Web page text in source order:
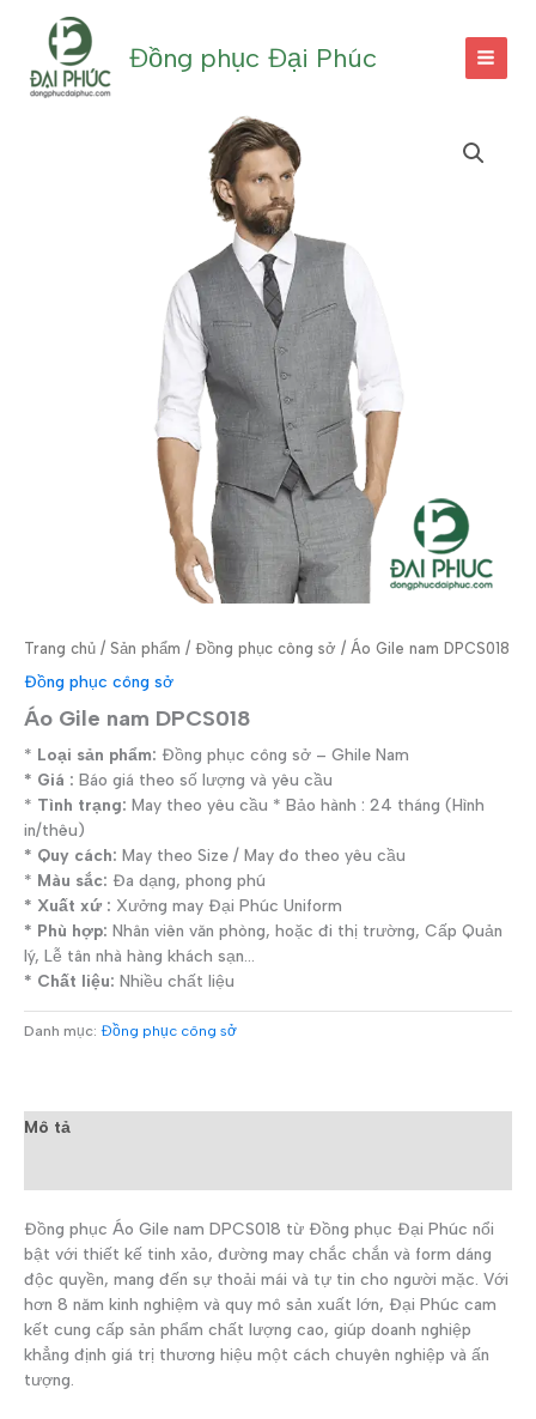
dung
Đồng phục Đại Phúc
Trang chủ / Sản phẩm / Đồng phục công sở / Áo Gile nam DPCS018
Đồng phục công sở
Áo Gile nam DPCS018
* Loại sản phẩm: Đồng phục công sở – Ghile Nam
* Giá : Báo giá theo số lượng và yêu cầu
* Tình trạng: May theo yêu cầu * Bảo hành : 24 tháng (Hình
in/thêu)
* Quy cách: May theo Size / May đo theo yêu cầu
* Màu sắc: Đa dạng, phong phú
* Xuất xứ : Xưởng may Đại Phúc Uniform
* Phù hợp: Nhân viên văn phòng, hoặc đi thị trường, Cấp Quản
lý, Lễ tân nhà hàng khách sạn…
* Chất liệu: Nhiều chất liệu
Danh mục: Đồng phục công sở
Mô tả
Đồng phục Áo Gile nam DPCS018 từ Đồng phục Đại Phúc nổi
bật với thiết kế tinh xảo, đường may chắc chắn và form dáng
độc quyền, mang đến sự thoải mái và tự tin cho người mặc. Với
hơn 8 năm kinh nghiệm và quy mô sản xuất lớn, Đại Phúc cam
kết cung cấp sản phẩm chất lượng cao, giúp doanh nghiệp
khẳng định giá trị thương hiệu một cách chuyên nghiệp và ấn
tượng.